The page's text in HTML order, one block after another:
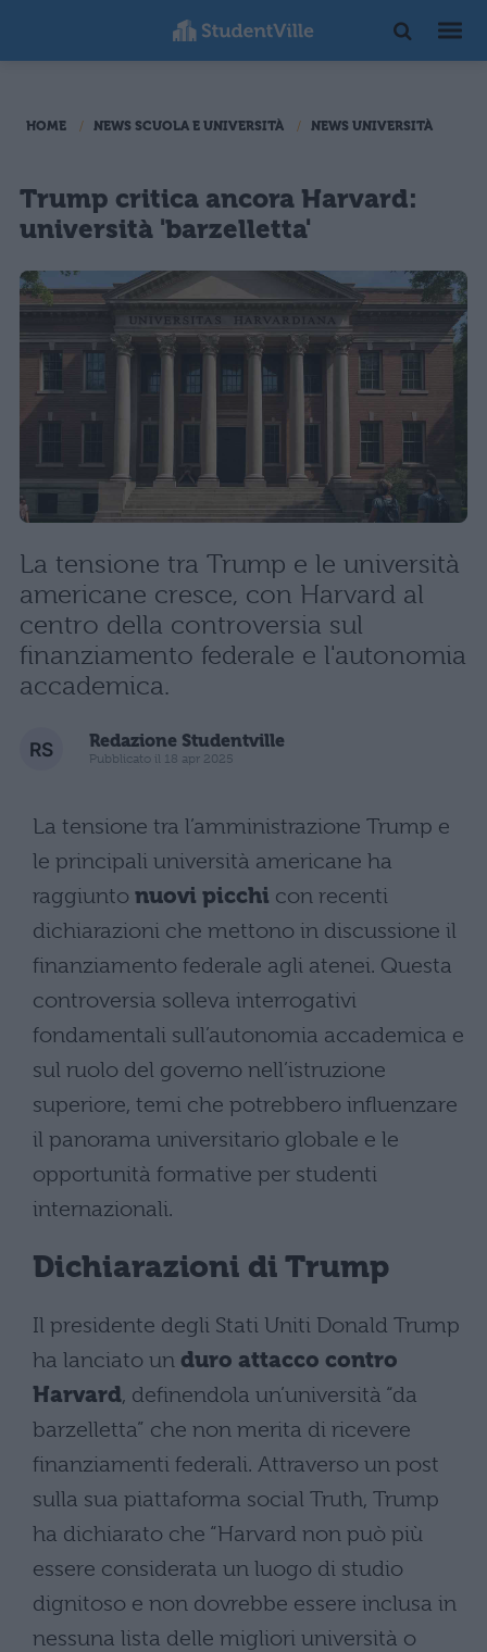
HOME NEWS SCUOLA E UNIVERSITÀ NEWS UNIVERSITÀ
Trump critica ancora Harvard:
università 'barzelletta'
La tensione tra Trump e le università
americane cresce, con Harvard al
centro della controversia sul
finanziamento federale e l'autonomia
accademica.
Redazione Studentville
Pubblicato il 18 apr 2025
La tensione tra l’amministrazione Trump e
le principali università americane ha
raggiunto nuovi picchi con recenti
dichiarazioni che mettono in discussione il
finanziamento federale agli atenei. Questa
controversia solleva interrogativi
fondamentali sull’autonomia accademica e
sul ruolo del governo nell’istruzione
superiore, temi che potrebbero influenzare
il panorama universitario globale e le
opportunità formative per studenti
internazionali.
Dichiarazioni di Trump
Il presidente degli Stati Uniti Donald Trump
ha lanciato un duro attacco contro
Harvard, definendola un’università “da
barzelletta” che non merita di ricevere
finanziamenti federali. Attraverso un post
sulla sua piattaforma social Truth, Trump
ha dichiarato che “Harvard non può più
essere considerata un luogo di studio
dignitoso e non dovrebbe essere inclusa in
nessuna lista delle migliori università o